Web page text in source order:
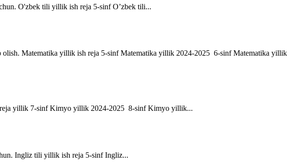
O'zbek tili yillik ish reja 5-sinf O’zbek tili...
Matematika yillik ish reja 5-sinf Matematika yillik 2024-2025 6-sinf Matematika yillik
yillik 7-sinf Kimyo yillik 2024-2025 8-sinf Kimyo yillik...
Ingliz tili yillik ish reja 5-sinf Ingliz...